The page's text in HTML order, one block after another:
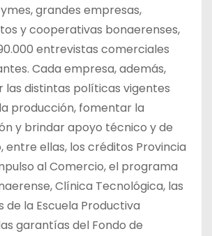
grandes empresas,
y cooperativas bonaerenses,
entrevistas comerciales
Cada empresa, además,
las distintas políticas vigentes
producción, fomentar la
y brindar apoyo técnico y de
entre ellas, los créditos Provincia
al Comercio, el programa
Clínica Tecnológica, las
la Escuela Productiva
garantías del Fondo de